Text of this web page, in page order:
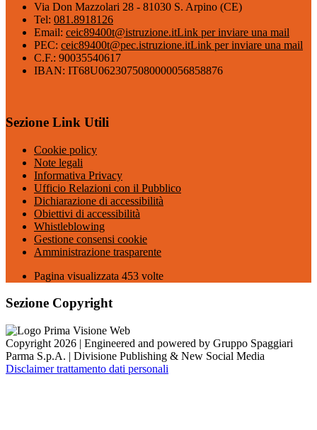
Via Don Mazzolari 28 - 81030 S. Arpino (CE)
Tel: 081.8918126
Email: ceic89400t@istruzione.itLink per inviare una mail
PEC: ceic89400t@pec.istruzione.itLink per inviare una mail
C.F.: 90035540617
IBAN: IT68U0623075080000056858876
Sezione Link Utili
Cookie policy
Note legali
Informativa Privacy
Ufficio Relazioni con il Pubblico
Dichiarazione di accessibilità
Obiettivi di accessibilità
Whistleblowing
Gestione consensi cookie
Amministrazione trasparente
Pagina visualizzata 453 volte
Sezione Copyright
Copyright 2026 | Engineered and powered by Gruppo Spaggiari
Parma S.p.A. | Divisione Publishing & New Social Media
Disclaimer trattamento dati personali